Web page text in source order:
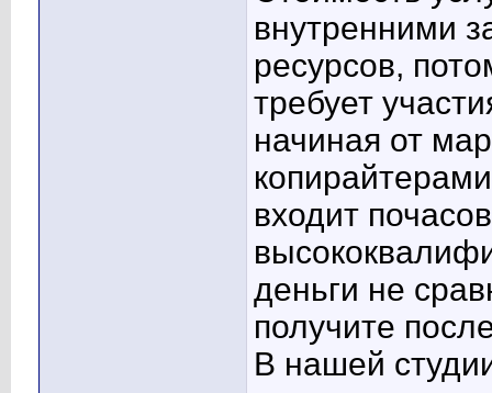
внутренними
ресурсов,
требует
начиная от
входит
деньги не
получите
В нашей